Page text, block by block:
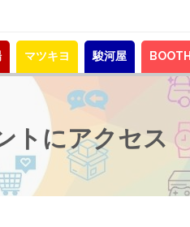
マツキヨ 駿河屋 BOOTH
トにアクセス